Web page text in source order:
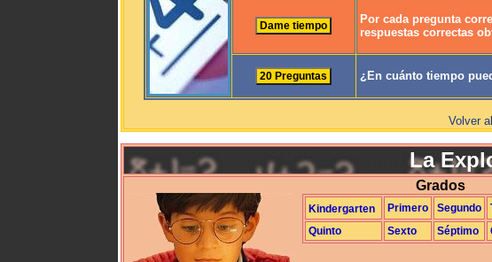
Por cada pregunta
respuestas correctas
¿En cuánto tiempo
Volver
La
Grados
Kindergarten Primero Segundo
Quinto
Sexto Séptimo